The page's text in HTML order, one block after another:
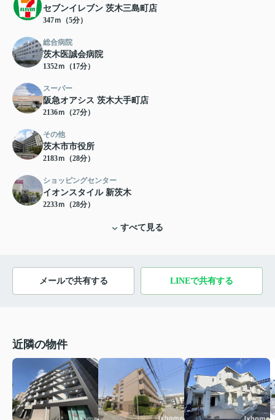
セブンイレブン 茨木三島町店
347ｍ（5分）
総合病院
茨木医誠会病院
1352ｍ（17分）
スーパー
阪急オアシス 茨木大手町店
2136ｍ（27分）
その他
茨木市市役所
2183ｍ（28分）
ショッピングセンター
イオンスタイル 新茨木
2233ｍ（28分）
すべて見る
メールで共有する LINEで共有する
近隣の物件